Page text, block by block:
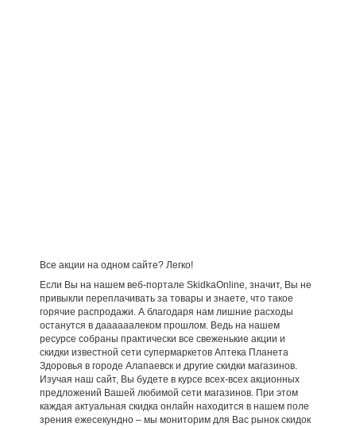
Все акции на одном сайте? Легко!
Если Вы на нашем веб-портале SkidkaOnline, значит, Вы не
привыкли переплачивать за товары и знаете, что такое
горячие распродажи. А благодаря нам лишние расходы
останутся в даааааалеком прошлом. Ведь на нашем
ресурсе собраны практически все свеженькие акции и
скидки известной сети супермаркетов Аптека Планета
Здоровья в городе Алапаевск и другие скидки магазинов.
Изучая наш сайт, Вы будете в курсе всех-всех акционных
предложений Вашей любимой сети магазинов. При этом
каждая актуальная скидка онлайн находится в нашем поле
зрения ежесекундно – мы мониторим для Вас рынок скидок